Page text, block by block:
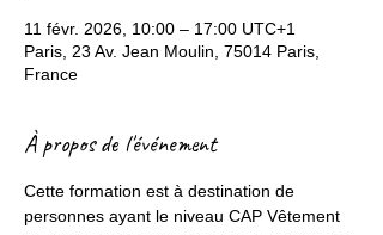
11 févr. 2026, 10:00 – 17:00 UTC+1
Paris, 23 Av. Jean Moulin, 75014 Paris,
France
À propos de l'événement
Cette formation est à destination de
personnes ayant le niveau CAP Vêtement